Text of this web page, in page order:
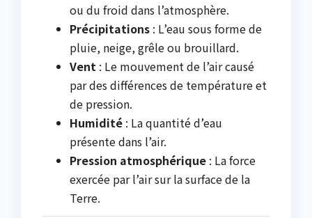
ou du froid dans l’atmosphère.
Précipitations : L’eau sous forme de
pluie, neige, grêle ou brouillard.
Vent : Le mouvement de l’air causé
par des différences de température et
de pression.
Humidité : La quantité d’eau
présente dans l’air.
Pression atmosphérique : La force
exercée par l’air sur la surface de la
Terre.